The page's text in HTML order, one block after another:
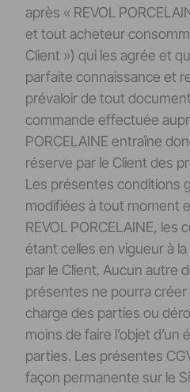
après « REVOL
et tout acheteur
Client ») qui les agrée et
parfaite connaissance et
prévaloir de tout
commande effectuée
PORCELAINE entraîne
réserve par le Client des
Les présentes conditions
modifiées à tout moment
REVOL PORCELAINE, les
étant celles en vigueur à
par le Client. Aucun autre
présentes ne pourra créer
charge des parties ou
moins de faire l’objet d’un
parties. Les présentes
façon permanente sur le